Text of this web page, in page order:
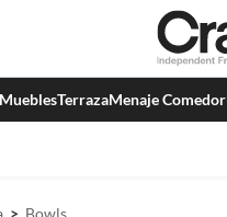
MueblesTerrazaMenaje Comedor
Bowls